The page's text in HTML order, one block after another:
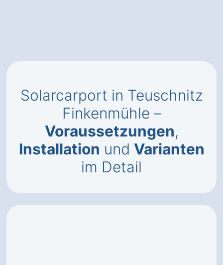
Solarcarport in Teuschnitz
Finkenmühle –
Voraussetzungen,
Installation und Varianten
im Detail